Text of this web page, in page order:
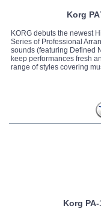
Korg
KORG debuts the newest
Series of Professional
sounds (featuring Defined
keep performances fresh
range of styles covering
Korg